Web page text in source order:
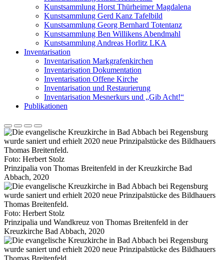
Kunstsammlung Horst Thürheimer Magdalena
Kunstsammlung Gerd Kanz Tafelbild
Kunstsammlung Georg Bernhard Totentanz
Kunstsammlung Ben Willikens Abendmahl
Kunstsammlung Andreas Horlitz LKA
Inventarisation
Inventarisation Markgrafenkirchen
Inventarisation Dokumentation
Inventarisation Offene Kirche
Inventarisation und Restaurierung
Inventarisation Mesnerkurs und „Gib Acht!“
Publikationen
Foto: Herbert Stolz
Prinzipalia von Thomas Breitenfeld in der Kreuzkirche Bad
Abbach, 2020
Foto: Herbert Stolz
Prinzipalia und Wandkreuz von Thomas Breitenfeld in der
Kreuzkirche Bad Abbach, 2020